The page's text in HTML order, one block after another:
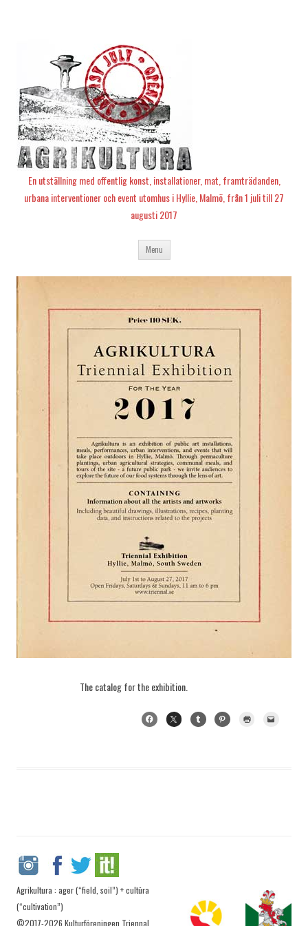
En utställning med offentlig konst, installationer, mat, framträdanden,
urbana interventioner och event utomhus i Hyllie, Malmö, från 1 juli till 27
augusti 2017
Menu Skip
content
The catalog for the exhibition.
Agrikultura : ager (“field, soil”) + cultūra
(“cultivation”)
©2017-2026 Kulturföreningen Triennal